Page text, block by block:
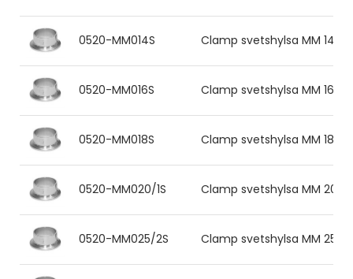
0520-MM014S Clamp svetshylsa MM
0520-MM016S Clamp svetshylsa MM
0520-MM018S Clamp svetshylsa MM
0520-MM020/1S Clamp svetshylsa MM
0520-MM025/2S Clamp svetshylsa MM